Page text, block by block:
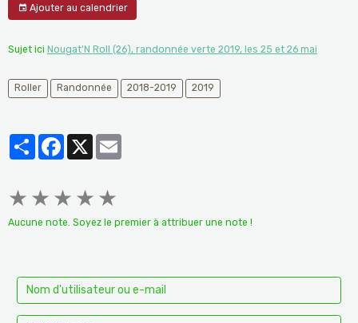
Ajouter au calendrier
Sujet ici Nougat'N Roll (26), randonnée verte 2019, les 25 et 26 mai
Roller Randonnée 2018-2019 2019
PartagerFacebook
★ ★ ★ ★ ★
Aucune note. Soyez le premier à attribuer une note !